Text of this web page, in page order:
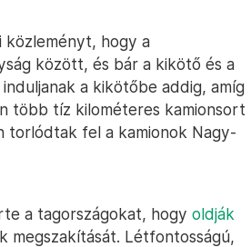
hogy a
között, és bár a kikötő és a
a kikötőbe addig, amíg
több tíz kilométeres kamionsort
torlódtak fel a kamionok Nagy-
a tagországokat, hogy oldják
megszakítását. Létfontosságú,